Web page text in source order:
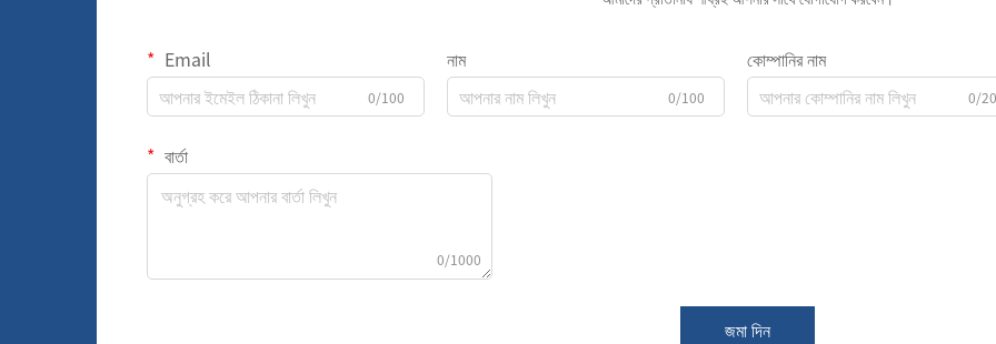
Email
0/100
নাম
0/100
কোম্পানির নাম
0/
বার্তা
0/1000
জমা দিন